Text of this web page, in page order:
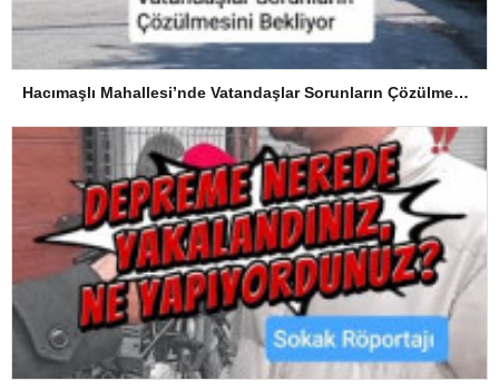
Hacımaşlı Mahallesi’nde Vatandaşlar Sorunların Çözülmesini Bekliyor